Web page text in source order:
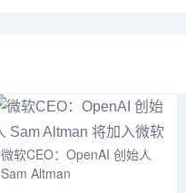
微软CEO：OpenAI 创始人
Sam Altman